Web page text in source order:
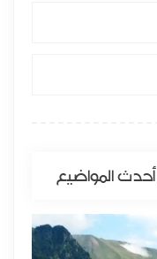
أحدث المواضيع